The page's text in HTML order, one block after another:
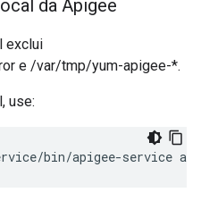
da Apigee
exclui
e /var/tmp/yum-apigee-*.
use:
bin/apigee-service